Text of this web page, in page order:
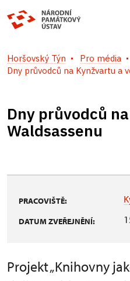
Horšovský Týn
Pro média
Dny průvodců na Kynžvartu a
Dny průvodců
Waldsassenu
PRACOVIŠTĚ:
DATUM ZVEŘEJNĚNÍ:
Projekt „Knihovny